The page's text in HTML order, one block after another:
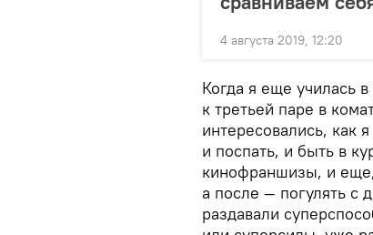
4 августа 2019, 12:20
Когда я еще училась
к третьей паре в
интересовались, как
и поспать, и быть в
кинофраншизы, и еще,
а после — погулять с
раздавали